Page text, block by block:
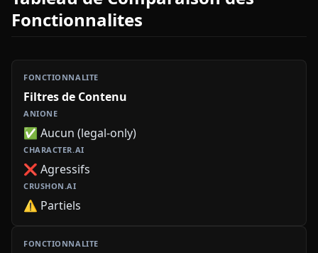
Fonctionnalites
Filtres de Contenu
✅ Aucun (legal-only)
❌ Agressifs
⚠️ Partiels